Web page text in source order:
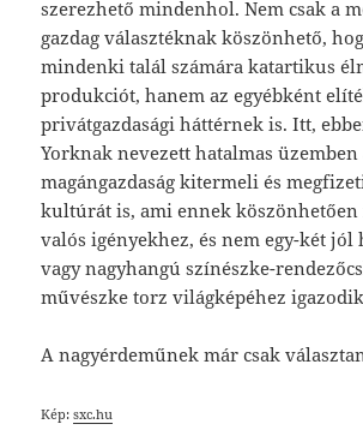
szerezhető mindenhol. Nem csak a
gazdag választéknak köszönhető,
mindenki talál számára katartikus
produkciót, hanem az egyébként
privátgazdasági háttérnek is. Itt,
Yorknak nevezett hatalmas üzemben
magángazdaság kitermeli és
kultúrát is, ami ennek köszönhetően
valós igényekhez, és nem egy-két jól
vagy nagyhangú színészke-
művészke torz világképéhez
A nagyérdeműnek már csak
Kép:sxc.hu